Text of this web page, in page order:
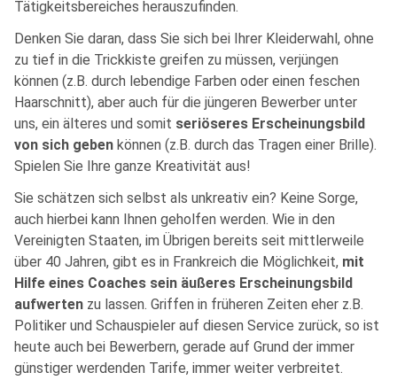
Tätigkeitsbereiches herauszufinden.
Denken Sie daran, dass Sie sich bei Ihrer Kleiderwahl, ohne
zu tief in die Trickkiste greifen zu müssen, verjüngen
können (z.B. durch lebendige Farben oder einen feschen
Haarschnitt), aber auch für die jüngeren Bewerber unter
uns, ein älteres und somit seriöseres Erscheinungsbild
von sich geben können (z.B. durch das Tragen einer Brille).
Spielen Sie Ihre ganze Kreativität aus!
Sie schätzen sich selbst als unkreativ ein? Keine Sorge,
auch hierbei kann Ihnen geholfen werden. Wie in den
Vereinigten Staaten, im Übrigen bereits seit mittlerweile
über 40 Jahren, gibt es in Frankreich die Möglichkeit, mit
Hilfe eines Coaches sein äußeres Erscheinungsbild
aufwerten zu lassen. Griffen in früheren Zeiten eher z.B.
Politiker und Schauspieler auf diesen Service zurück, so ist
heute auch bei Bewerbern, gerade auf Grund der immer
günstiger werdenden Tarife, immer weiter verbreitet.